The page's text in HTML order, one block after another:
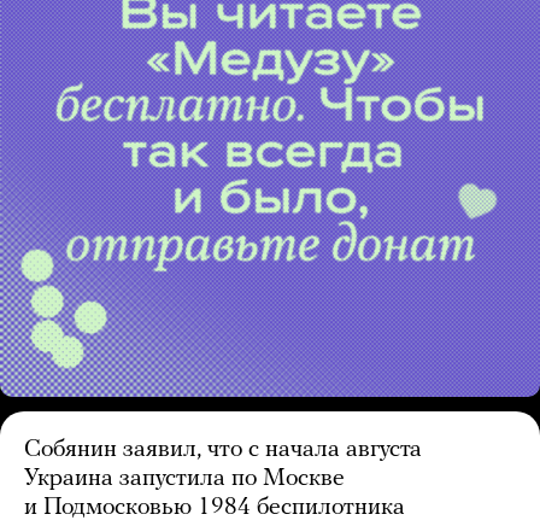
Собянин заявил, что с начала августа
Украина запустила по Москве
и Подмосковью 1984 беспилотника